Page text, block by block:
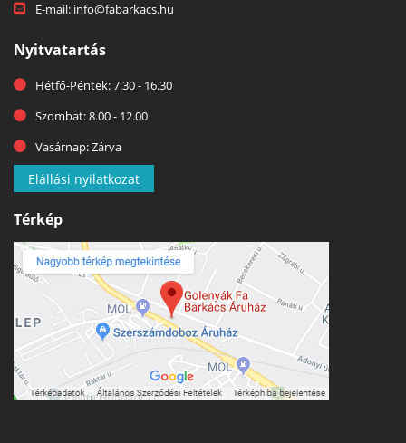
E-mail: info@fabarkacs.hu
Nyitvatartás
Hétfő-Péntek: 7.30 - 16.30
Szombat: 8.00 - 12.00
Vasárnap: Zárva
Elállási nyilatkozat
Térkép